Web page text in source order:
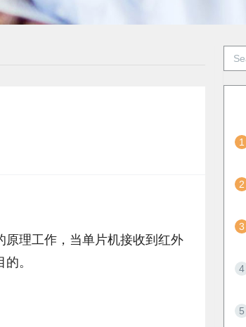
理工作，当单片机接收到红外
。
1
2
3
4
5